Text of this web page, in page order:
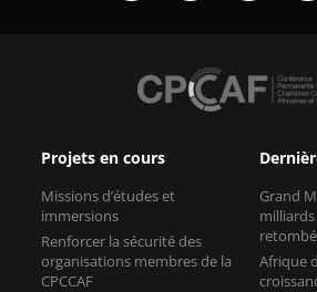
Projets en cours
Missions d’études et
immersions
Renforcer la sécurité des
organisations membres de la
CPCCAF
Grand
milliards
Afrique